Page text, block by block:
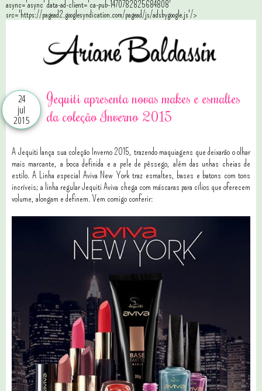
async='async' data-ad-client='ca-pub-1470782825684808'
src='https://pagead2.googlesyndication.com/pagead/js/adsbygoogle.js'/>
24
jul
2015
Jequiti apresenta novas makes e esmaltes
da coleção Inverno 2015
A Jequiti lança sua coleção Inverno 2015, trazendo maquiagens que deixarão o olhar
mais marcante, a boca definida e a pele de pêssego, além das unhas cheias de
estilo. A Linha especial Aviva New York traz esmaltes, bases e batons com tons
incríveis; a linha regular Jequiti Aviva chega com máscaras para cílios que oferecem
volume, alongam e definem. Vem comigo conferir: